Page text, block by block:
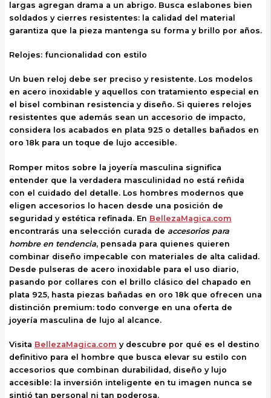
largas agregan drama a un abrigo. Busca eslabones bien
soldados y cierres resistentes: la calidad del material
garantiza que la pieza mantenga su forma y brillo por años.
Relojes: funcionalidad con estilo
Un buen reloj debe ser preciso y resistente. Los modelos
en acero inoxidable y aquellos con tratamiento especial en
el bisel combinan resistencia y diseño. Si quieres relojes
resistentes que además sean un accesorio de impacto,
considera los acabados en plata 925 o detalles bañados en
oro 18k para un toque de lujo accesible.
Romper mitos sobre la joyería masculina significa
entender que la verdadera masculinidad no está reñida
con el cuidado del detalle. Los hombres modernos que
eligen accesorios lo hacen desde una posición de
seguridad y estética refinada. En BellezaMagica.com
encontrarás una selección curada de accesorios para
hombre en tendencia, pensada para quienes quieren
combinar diseño impecable con materiales de alta calidad.
Desde pulseras de acero inoxidable para el uso diario,
pasando por collares con el brillo clásico del chapado en
plata 925, hasta piezas bañadas en oro 18k que ofrecen una
distinción premium: todo converge en una oferta de
joyería masculina de lujo al alcance.
Visita BellezaMagica.com y descubre por qué es el destino
definitivo para el hombre que busca elevar su estilo con
accesorios que combinan durabilidad, diseño y lujo
accesible: la inversión inteligente en tu imagen nunca se
sintió tan personal ni tan poderosa.